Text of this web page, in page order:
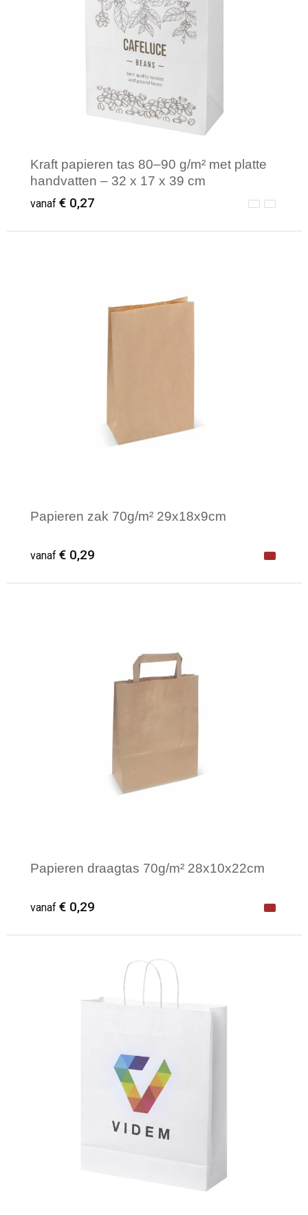
Kraft papieren tas 80–90 g/m² met platte
handvatten – 32 x 17 x 39 cm
vanaf € 0,27
Papieren zak 70g/m² 29x18x9cm
vanaf € 0,29
Papieren draagtas 70g/m² 28x10x22cm
vanaf € 0,29
Minimale afname: 1